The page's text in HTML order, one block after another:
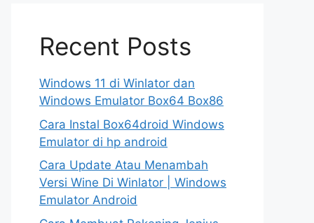
Recent Posts
Windows 11 di Winlator dan
Windows Emulator Box64 Box86
Cara Instal Box64droid Windows
Emulator di hp android
Cara Update Atau Menambah
Versi Wine Di Winlator | Windows
Emulator Android